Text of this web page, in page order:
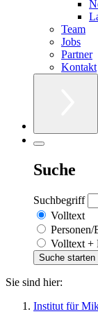
Team
Jobs
Partner
Kontakt
Suche
Suchbegriff
Volltext
Volltext +
Sie sind hier:
Institut für